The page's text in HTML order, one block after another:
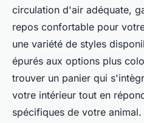
circulation d'air adéquate,
repos confortable pour
une variété de styles
épurés aux options plus
trouver un panier qui
votre intérieur tout en
spécifiques de votre animal.